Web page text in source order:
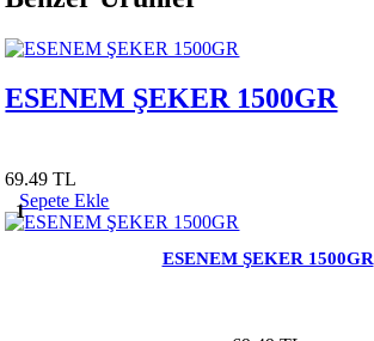
ESENEM ŞEKER 1500GR
69.49 TL
1
Sepete Ekle
ESENEM ŞEKER 1500GR